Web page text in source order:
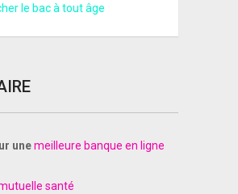
le bac à tout âge
unemeilleure banque en ligne
santé